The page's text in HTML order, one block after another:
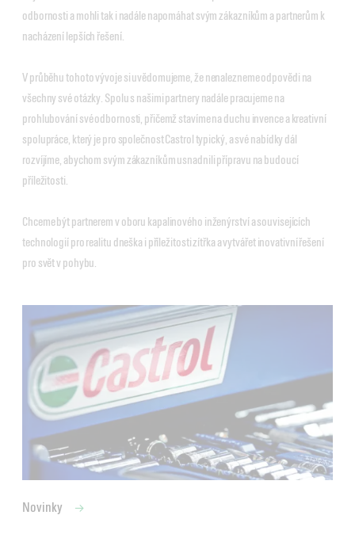
odbornosti a mohli tak i nadále napomáhat svým zákazníkům a partnerům k
nacházení lepších řešení.
V průběhu tohoto vývoje si uvědomujeme, že nenalezneme odpovědi na
všechny své otázky. Spolu s našimi partnery nadále pracujeme na
prohlubování své odbornosti, přičemž stavíme na duchu invence a kreativní
spolupráce, který je pro společnost Castrol typický, a své nabídky dál
rozvíjíme, abychom svým zákazníkům usnadnili přípravu na budoucí
příležitosti.
Chceme být partnerem v oboru kapalinového inženýrství a souvisejících
technologií pro realitu dneška i příležitosti zítřka a vytvářet inovativní řešení
pro svět v pohybu.
Novinky